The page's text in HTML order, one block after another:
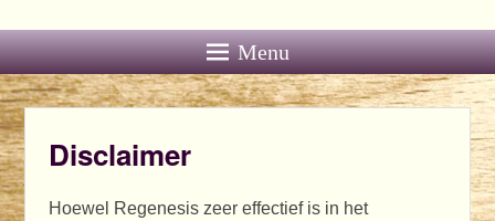
Menu
Disclaimer
Hoewel Regenesis zeer effectief is in het